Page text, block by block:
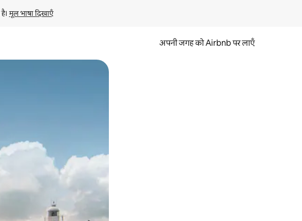
मूल भाषा दिखाएँ
अपनी जगह को Airbnb पर लाएँ